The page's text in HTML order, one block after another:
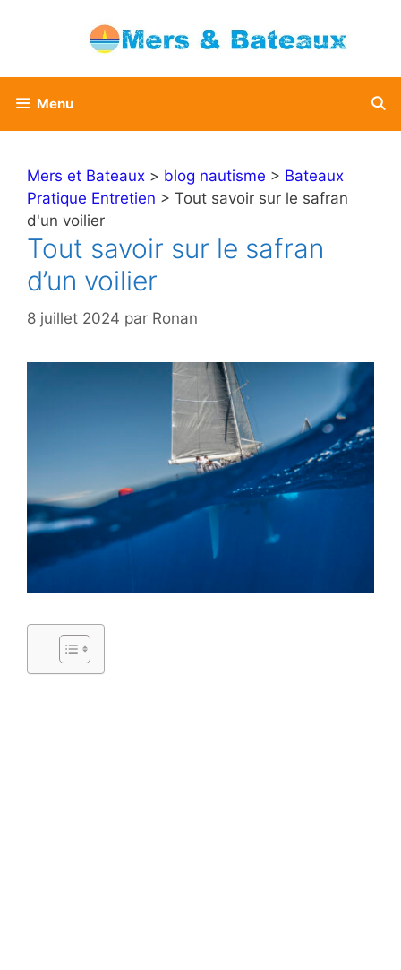
Menu
Mers et Bateaux > blog nautisme > Bateaux
Pratique Entretien > Tout savoir sur le safran
d'un voilier
Tout savoir sur le safran
d’un voilier
8 juillet 2024 par Ronan